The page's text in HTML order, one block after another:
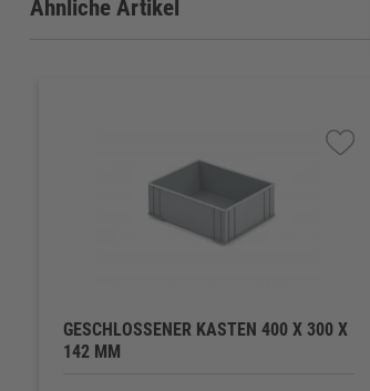
Ähnliche Artikel
GESCHLOSSENER KASTEN 400 X 300 X
142 MM